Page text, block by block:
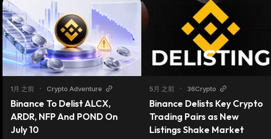
1月 之前 • Crypto Adventure
Binance To Delist ALCX,
ARDR, NFP And POND On
July 10
5月 之前 • 36Crypto
Binance Delists Key Crypto
Trading Pairs as New
Listings Shake Market